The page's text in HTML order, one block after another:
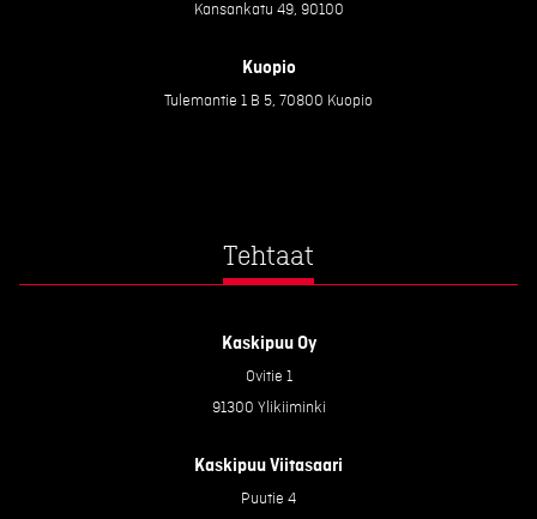
Kansankatu 49, 90100
Kuopio
Tulemantie 1 B 5, 70800 Kuopio
Tehtaat
Kaskipuu Oy
Ovitie 1
91300 Ylikiiminki
Kaskipuu Viitasaari
Puutie 4